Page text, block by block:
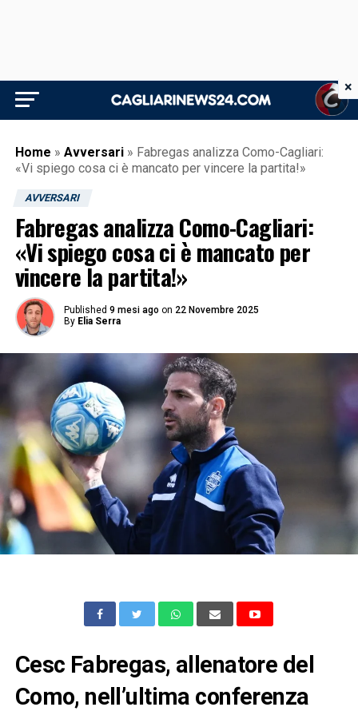
Home » Avversari » Fabregas analizza Como-Cagliari:
«Vi spiego cosa ci è mancato per vincere la partita!»
AVVERSARI
Fabregas analizza Como-Cagliari:
«Vi spiego cosa ci è mancato per
vincere la partita!»
Published 9 mesi ago on 22 Novembre 2025
By Elia Serra
Cesc Fabregas, allenatore del
Como, nell’ultima conferenza
×